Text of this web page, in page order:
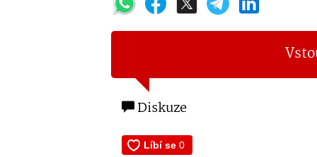
Diskuze